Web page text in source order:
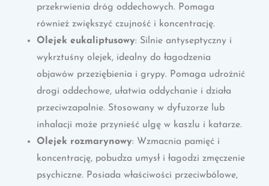
przekrwienia dróg oddechowych. Pomaga
również zwiększyć czujność i koncentrację.
Olejek eukaliptusowy: Silnie antyseptyczny i
wykrztuśny olejek, idealny do łagodzenia
objawów przeziębienia i grypy. Pomaga udrożnić
drogi oddechowe, ułatwia oddychanie i działa
przeciwzapalnie. Stosowany w dyfuzorze lub
inhalacji może przynieść ulgę w kaszlu i katarze.
Olejek rozmarynowy: Wzmacnia pamięć i
koncentrację, pobudza umysł i łagodzi zmęczenie
psychiczne. Posiada właściwości przeciwbólowe,